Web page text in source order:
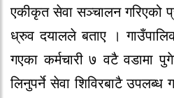
एकीकृत सेवा सञ्चालन गरिएको
ध्रुव दयालले बताए ।
गएका कर्मचारी ७ वटै वडामा
लिनुपर्ने सेवा शिविरबाटै